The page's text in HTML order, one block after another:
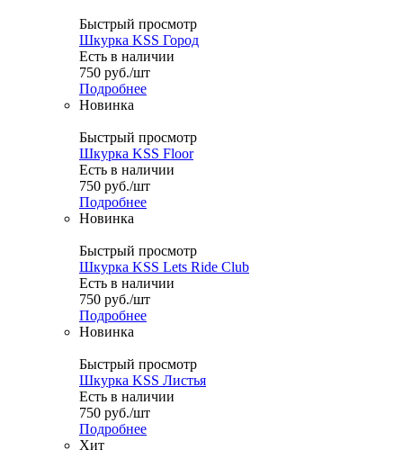
Быстрый просмотр
Шкурка KSS Город
Есть в наличии
750 руб./шт
Подробнее
Новинка
Быстрый просмотр
Шкурка KSS Floor
Есть в наличии
750 руб./шт
Подробнее
Новинка
Быстрый просмотр
Шкурка KSS Lets Ride Club
Есть в наличии
750 руб./шт
Подробнее
Новинка
Быстрый просмотр
Шкурка KSS Листья
Есть в наличии
750 руб./шт
Подробнее
Хит